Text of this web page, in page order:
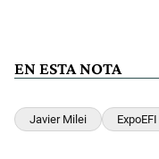
EN ESTA NOTA
Javier Milei ExpoEFI